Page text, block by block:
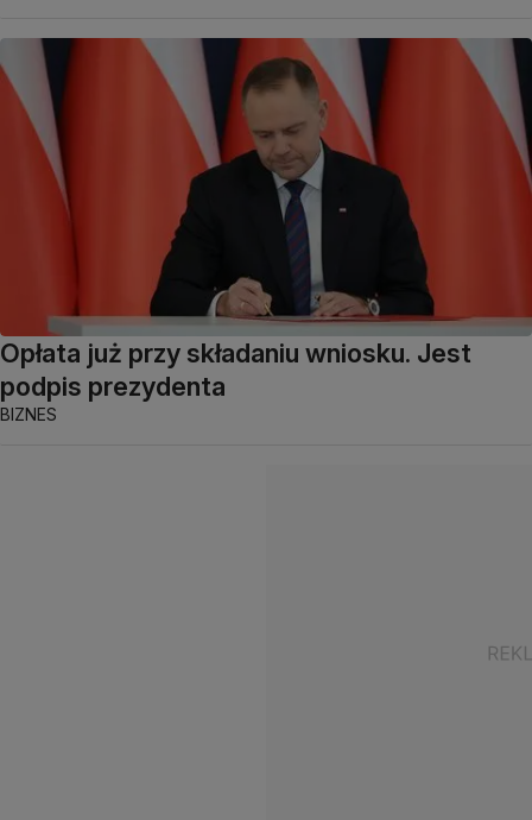
Opłata już przy składaniu wniosku. Jest
podpis prezydenta
BIZNES